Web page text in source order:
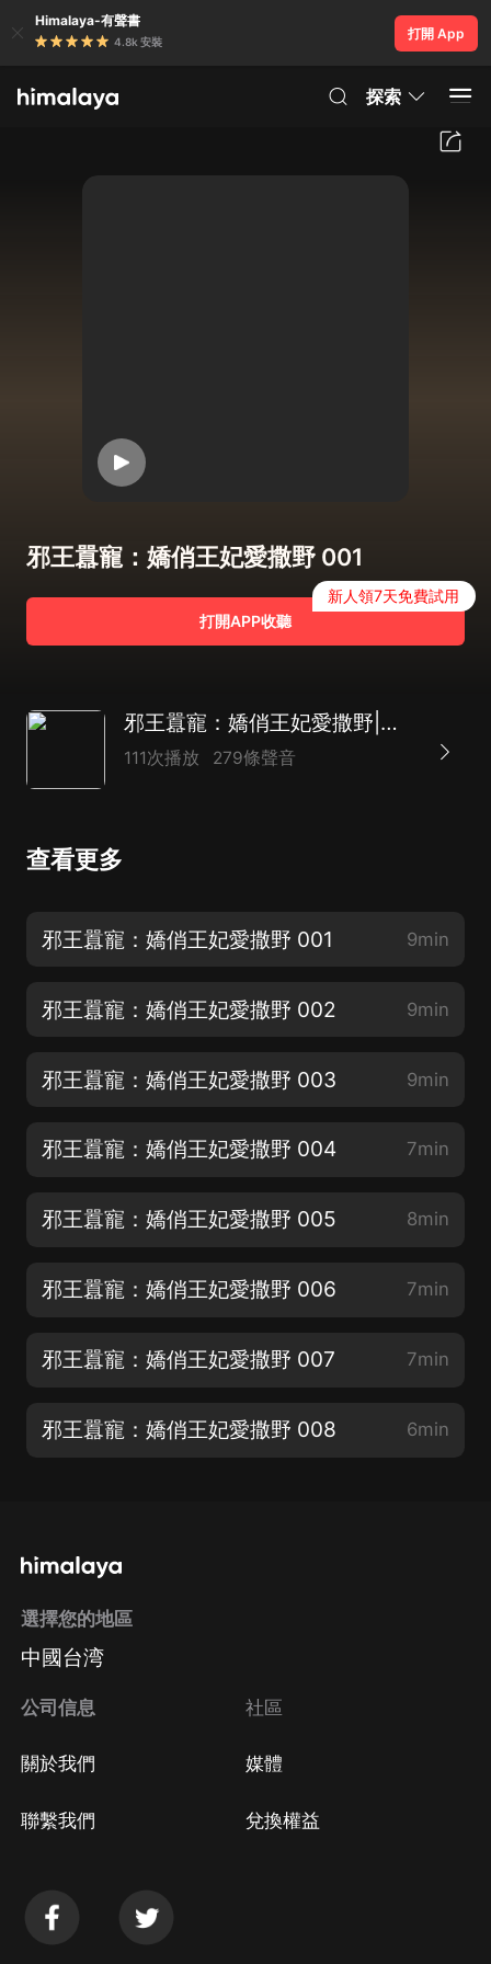
Himalaya-有聲書
4.8k 安裝
打開 App
探索
邪王囂寵：嬌俏王妃愛撒野 001
打開APP收聽
新人領7天免費試用
邪王囂寵：嬌俏王妃愛撒野|【重生寵文】【浪漫言情】【宮闈宅鬥】
111次播放 279條聲音
查看更多
邪王囂寵：嬌俏王妃愛撒野 001 9min
邪王囂寵：嬌俏王妃愛撒野 002 9min
邪王囂寵：嬌俏王妃愛撒野 003 9min
邪王囂寵：嬌俏王妃愛撒野 004 7min
邪王囂寵：嬌俏王妃愛撒野 005 8min
邪王囂寵：嬌俏王妃愛撒野 006 7min
邪王囂寵：嬌俏王妃愛撒野 007 7min
邪王囂寵：嬌俏王妃愛撒野 008 6min
選擇您的地區
中國台湾
公司信息
關於我們
聯繫我們
社區
媒體
兌換權益